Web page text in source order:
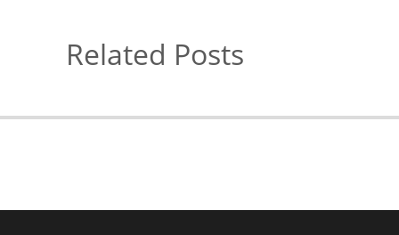
Related Posts